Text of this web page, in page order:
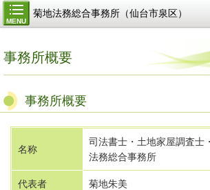
MENU
菊地法務総合事務所（仙台市泉区）
事務所概要
事務所概要
名称
司法書士・土地家屋調査
法務総合事務所
代表者 菊地朱美